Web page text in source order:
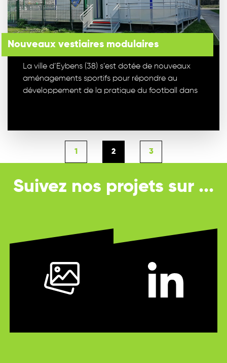
Nouveaux vestiaires modulaires
La ville d’Eybens (38) s’est dotée de nouveaux
aménagements sportifs pour répondre au
développement de la pratique du football dans
1 2 3
Suivez nos projets sur ...